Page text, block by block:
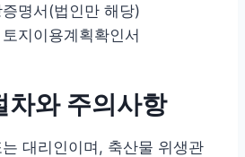
명서(법인만 해당)
지이용계획확인서
차와 주의사항
대리인이며, 축산물 위생관